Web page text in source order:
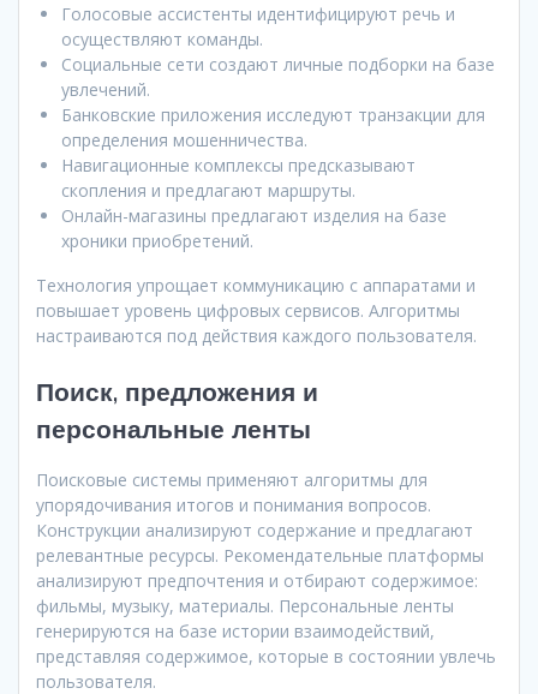
Голосовые ассистенты идентифицируют речь и
осуществляют команды.
Социальные сети создают личные подборки на базе
увлечений.
Банковские приложения исследуют транзакции для
определения мошенничества.
Навигационные комплексы предсказывают
скопления и предлагают маршруты.
Онлайн-магазины предлагают изделия на базе
хроники приобретений.
Технология упрощает коммуникацию с аппаратами и
повышает уровень цифровых сервисов. Алгоритмы
настраиваются под действия каждого пользователя.
Поиск, предложения и
персональные ленты
Поисковые системы применяют алгоритмы для
упорядочивания итогов и понимания вопросов.
Конструкции анализируют содержание и предлагают
релевантные ресурсы. Рекомендательные платформы
анализируют предпочтения и отбирают содержимое:
фильмы, музыку, материалы. Персональные ленты
генерируются на базе истории взаимодействий,
представляя содержимое, которые в состоянии увлечь
пользователя.